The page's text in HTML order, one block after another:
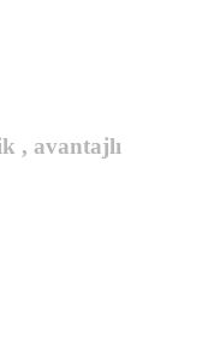
, avantajlı